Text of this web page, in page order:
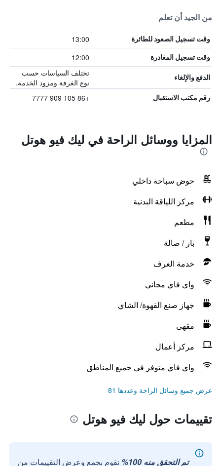
من الجيد أن تعلم
وقت تسجيل الصعود للطائرة 13:00
وقت تسجيل المغادرة 12:00
الدفع والإلغاء
تختلف السياسات حسب
نوع الغرفة ومزود الخدمة.
رقم مكتب الاستقبال +86 105 909 7777
المزايا ووسائل الراحة في ليك فيو هوتل
حوض سباحة داخلي
مركز اللياقة البدنية
مطعم
بار / صالة
خدمة الغرف
واي فاي مجاني
جهاز صنع القهوة/ الشاي
مقهى
مركز أعمال
واي فاي متوفر في جميع المناطق
عرض جميع وسائل الراحة وعددها 81
تقييمات حول ليك فيو هوتل
تم التحقق منه 100% نقوم بجمع وعرض التقييمات من